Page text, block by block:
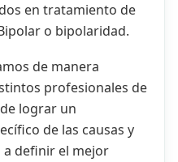
en tratamiento de
o bipolaridad.
de manera
profesionales de
lograr un
de las causas y
a definir el mejor